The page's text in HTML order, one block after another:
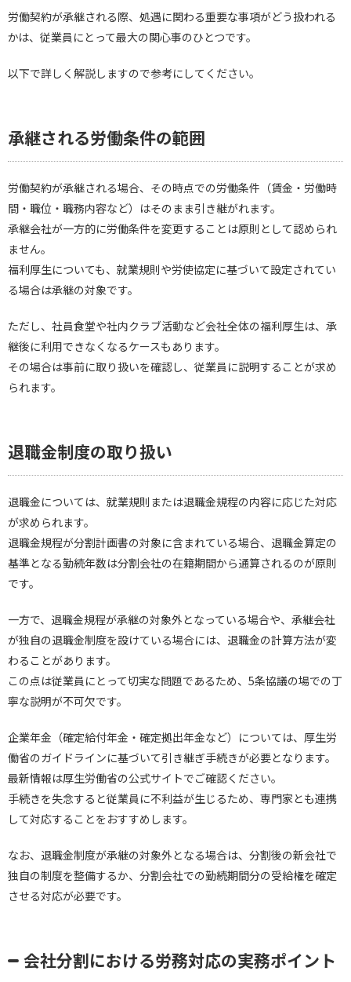
労働契約が承継される際、処遇に関わる重要な事項がどう扱われる
かは、従業員にとって最大の関心事のひとつです。
以下で詳しく解説しますので参考にしてください。
承継される労働条件の範囲
労働契約が承継される場合、その時点での労働条件（賃金・労働時
間・職位・職務内容など）はそのまま引き継がれます。
承継会社が一方的に労働条件を変更することは原則として認められ
ません。
福利厚生についても、就業規則や労使協定に基づいて設定されてい
る場合は承継の対象です。
ただし、社員食堂や社内クラブ活動など会社全体の福利厚生は、承
継後に利用できなくなるケースもあります。
その場合は事前に取り扱いを確認し、従業員に説明することが求め
られます。
退職金制度の取り扱い
退職金については、就業規則または退職金規程の内容に応じた対応
が求められます。
退職金規程が分割計画書の対象に含まれている場合、退職金算定の
基準となる勤続年数は分割会社の在籍期間から通算されるのが原則
です。
一方で、退職金規程が承継の対象外となっている場合や、承継会社
が独自の退職金制度を設けている場合には、退職金の計算方法が変
わることがあります。
この点は従業員にとって切実な問題であるため、5条協議の場での丁
寧な説明が不可欠です。
企業年金（確定給付年金・確定拠出年金など）については、厚生労
働省のガイドラインに基づいて引き継ぎ手続きが必要となります。
最新情報は厚生労働省の公式サイトでご確認ください。
手続きを失念すると従業員に不利益が生じるため、専門家とも連携
して対応することをおすすめします。
なお、退職金制度が承継の対象外となる場合は、分割後の新会社で
独自の制度を整備するか、分割会社での勤続期間分の受給権を確定
させる対応が必要です。
会社分割における労務対応の実務ポイント